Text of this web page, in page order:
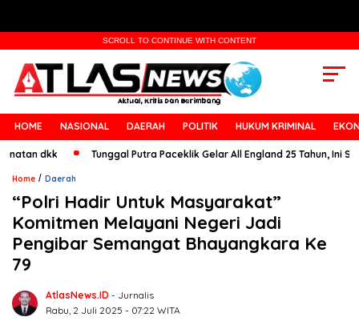
SCROLL TO CONTINUE WITH CONTENT
HOME NASIONAL DAERAH POLITIK HUKUM KRIMINAL
dkk Tunggal Putra Paceklik Gelar All England 25 Tahun, Ini Saran
Home / Daerah
“Polri Hadir Untuk Masyarakat”
Komitmen Melayani Negeri Jadi
Pengibar Semangat Bhayangkara Ke
79
AtlasNews.ID - Jurnalis
Rabu, 2 Juli 2025 - 07:22 WITA